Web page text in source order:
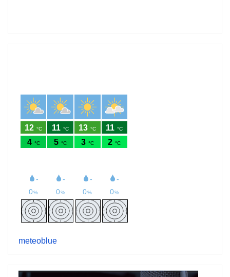
meteoblue